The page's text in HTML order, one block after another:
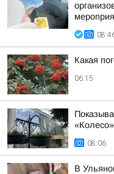
Какая
06:15
«Колесо»
08:06
В